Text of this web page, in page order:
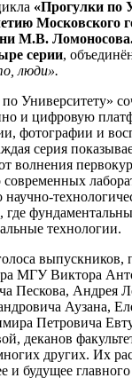
«Прогулки по
Московского
М.В.
серии,
люди».
Университету»
и цифровую
фотографии и
серия
волнения
современных
технологии.
выпускников,
МГУ Виктора
Пескова, Андрея
Аузана,
Петровича
деканов
других. Их
и будущее